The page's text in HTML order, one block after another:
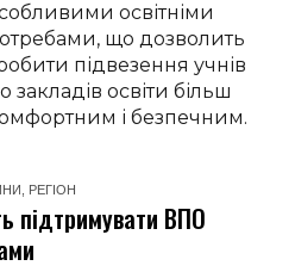
освітніми
що дозволить
підвезення учнів
закладів освіти більш
і безпечним.
РЕГІОН
підтримувати ВПО